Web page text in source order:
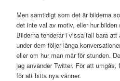
Men samtidigt som det är bilderna
det inte val av motiv, eller hur
Bilderna tenderar i vissa fall bara
under dem följer långa
eller om hur man mår för stunden.
jag använder Twitter. För att
för att hitta nya vänner.